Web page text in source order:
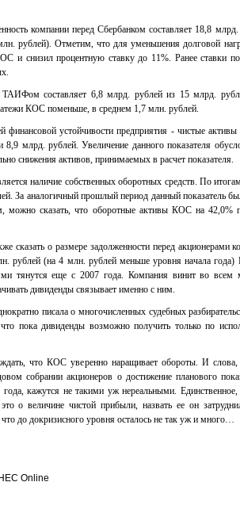
компании перед Сбербанком составляет 18,8
рублей). Отметим, что для уменьшения долговой
и снизил процентную ставку до 11%. Ранее ставки
ТАИФом составляет 6,8 млрд. рублей из 15 млрд.
КОС поменьше, в среднем 1,7 млн. рублей.
финансовой устойчивости предприятия - чистые
8,9 млрд. рублей. Увеличение данного показателя
снижения активов, принимаемых в расчет показателя.
наличие собственных оборотных средств. По
За аналогичный прошлый период данный показатель
можно сказать, что оборотные активы КОС на 42,0%
сказать о размере задолженности перед акционерами
рублей (на 4 млн. рублей меньше уровня начала
тянутся еще с 2007 года. Компания винит во всем
дивиденды связывает именно с ним.
писала о многочисленных судебных
пока дивиденды возможно получить только по
что КОС уверенно наращивает обороты. И слова,
собрании акционеров о достижение планового
кажутся не такими уж нереальными.
о величине чистой прибыли, назвать ее он
что до докризисного уровня осталось не так уж и много…
Online